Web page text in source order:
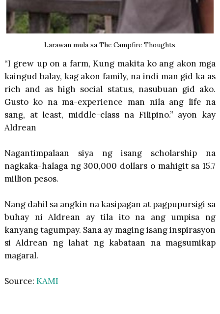
Larawan mula sa The Campfire Thoughts
“I grew up on a farm, Kung makita ko ang akon mga
kaingud balay, kag akon family, na indi man gid ka as
rich and as high social status, nasubuan gid ako.
Gusto ko na ma-experience man nila ang life na
sang, at least, middle-class na Filipino.” ayon kay
Aldrean
Nagantimpalaan siya ng isang scholarship na
nagkaka-halaga ng 300,000 dollars o mahigit sa 15.7
million pesos.
Nang dahil sa angkin na kasipagan at pagpupursigi sa
buhay ni Aldrean ay tila ito na ang umpisa ng
kanyang tagumpay. Sana ay maging isang inspirasyon
si Aldrean ng lahat ng kabataan na magsumikap
magaral.
Source: KAMI